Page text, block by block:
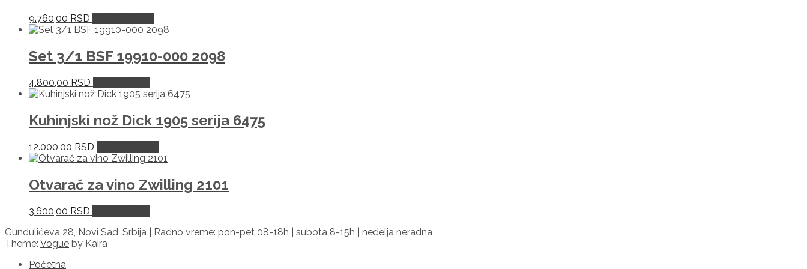
9.760,00 RSD
Set 3/1 BSF 19910-000 2098
4.800,00 RSD
Kuhinjski nož Dick 1905 serija 6475
12.000,00 RSD
Otvarač za vino Zwilling 2101
3.600,00 RSD
Gundulićeva 28, Novi Sad, Srbija | Radno vreme: pon-pet 08-18h | subota 8-15h | nedelja neradna
Theme: Vogue by Kaira
Početna